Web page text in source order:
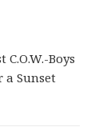
Boys
a Sunset